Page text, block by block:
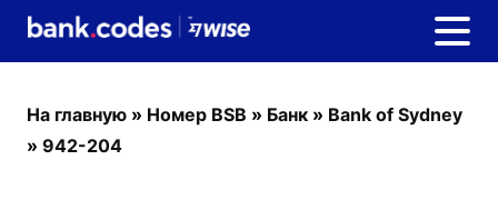
На главную » Номер BSB » Банк » Bank of Sydney
» 942-204